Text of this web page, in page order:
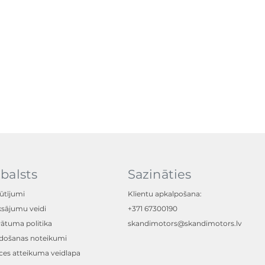
veidi
politika
noteikumi
atteikuma veidlapa
Sazināties
Klientu apkalpošana:
+371 67300190
skandimotors@skandimotors.lv